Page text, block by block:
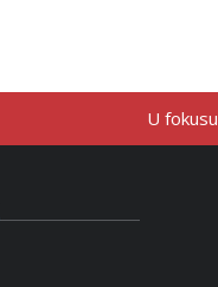
U fokusu